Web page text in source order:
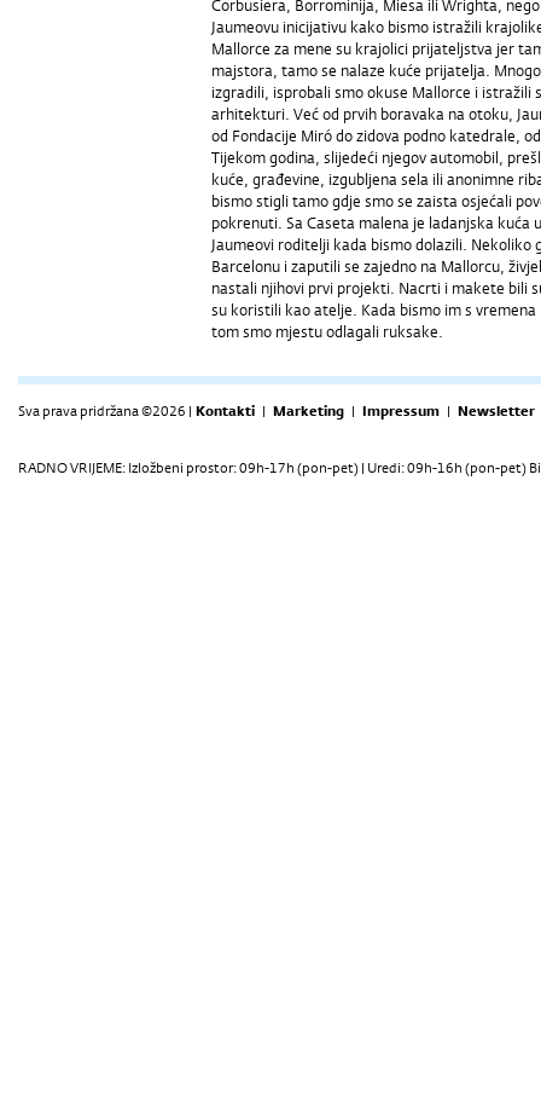
Corbusiera, Borrominija, Miesa ili Wrighta,
Jaumeovu inicijativu kako bismo istražili
Mallorce za mene su krajolici prijateljstva jer
majstora, tamo se nalaze kuće prijatelja.
izgradili, isprobali smo okuse Mallorce i
arhitekturi. Već od prvih boravaka na otoku,
od Fondacije Miró do zidova podno katedrale,
Tijekom godina, slijedeći njegov automobil,
kuće, građevine, izgubljena sela ili anonimne
bismo stigli tamo gdje smo se zaista osjećali
pokrenuti. Sa Caseta malena je ladanjska
Jaumeovi roditelji kada bismo dolazili.
Barcelonu i zaputili se zajedno na Mallorcu,
nastali njihovi prvi projekti. Nacrti i makete bili
su koristili kao atelje. Kada bismo im s
tom smo mjestu odlagali ruksake.
Sva prava pridržana ©2026 | Kontakti | Marketing | Impressum | Newsletter
RADNO VRIJEME: Izložbeni prostor: 09h-17h (pon-pet) | Uredi: 09h-16h (pon-pet)